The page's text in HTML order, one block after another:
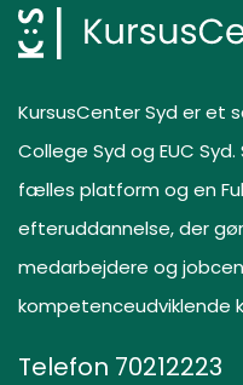
KursusCenter Syd er et
College Syd og EUC
fælles platform og en
efteruddannelse, der
medarbejdere og
kompetenceudviklende
Telefon 70212223